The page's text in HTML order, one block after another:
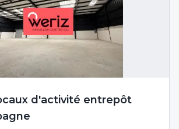
d'activité entrepôt